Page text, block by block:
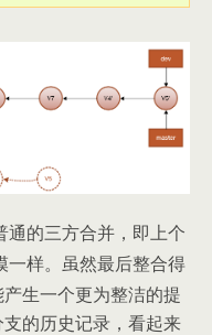
通的三方合并，即上个
一样。虽然最后整合得
生一个更为整洁的提
的历史记录，看起来